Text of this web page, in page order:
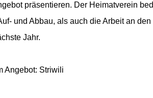
präsentieren. Der Heimatverein
und Abbau, als auch die Arbeit an
Jahr.
Angebot: Striwili